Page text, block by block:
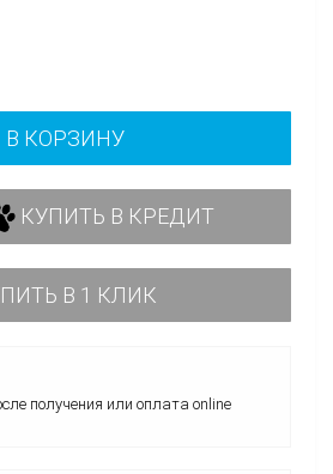
В КОРЗИНУ
КУПИТЬ В КРЕДИТ
В 1 КЛИК
получения или оплата online